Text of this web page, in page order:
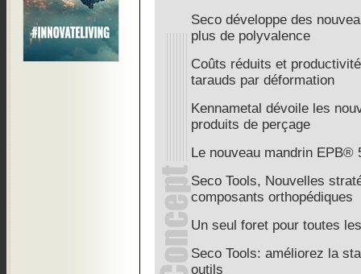
Seco développe des
plus de polyvalence
Coûts réduits et
tarauds par déformation
Kennametal dévoile les
produits de perçage
Le nouveau mandrin EPB®
Seco Tools, Nouvelles
composants orthopédiques
Un seul foret pour toutes
Seco Tools: améliorez la
outils